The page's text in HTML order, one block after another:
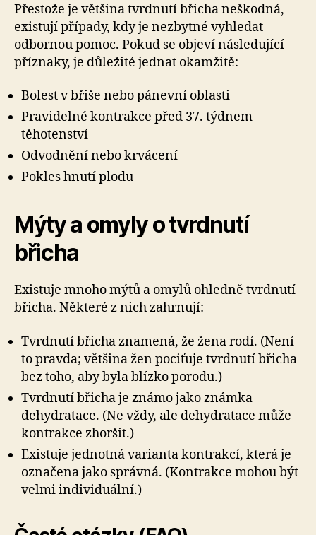
Přestože je většina tvrdnutí břicha neškodná,
existují případy, kdy je nezbytné vyhledat
odbornou pomoc. Pokud se objeví následující
příznaky, je důležité jednat okamžitě:
Bolest v břiše nebo pánevní oblasti
Pravidelné kontrakce před 37. týdnem
těhotenství
Odvodnění nebo krvácení
Pokles hnutí plodu
Mýty a omyly o tvrdnutí
břicha
Existuje mnoho mýtů a omylů ohledně tvrdnutí
břicha. Některé z nich zahrnují:
Tvrdnutí břicha znamená, že žena rodí. (Není
to pravda; většina žen pociťuje tvrdnutí břicha
bez toho, aby byla blízko porodu.)
Tvrdnutí břicha je známo jako známka
dehydratace. (Ne vždy, ale dehydratace může
kontrakce zhoršit.)
Existuje jednotná varianta kontrakcí, která je
označena jako správná. (Kontrakce mohou být
velmi individuální.)